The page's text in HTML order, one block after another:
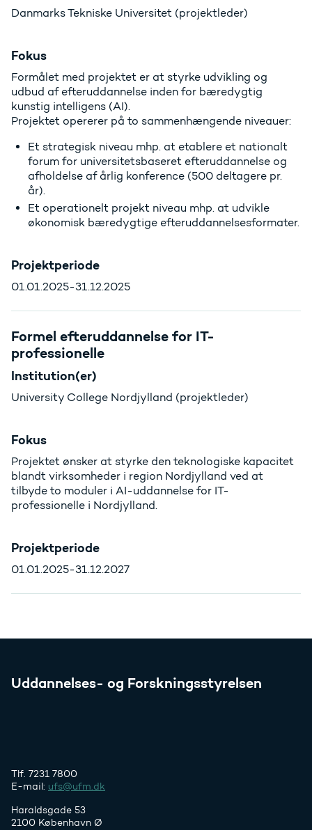
Danmarks Tekniske Universitet (projektleder)
Fokus
Formålet med projektet er at styrke udvikling og
udbud af efteruddannelse inden for bæredygtig
kunstig intelligens (AI).
Projektet opererer på to sammenhængende niveauer:
Et strategisk niveau mhp. at etablere et nationalt
forum for universitetsbaseret efteruddannelse og
afholdelse af årlig konference (500 deltagere pr.
år).
Et operationelt projekt niveau mhp. at udvikle
økonomisk bæredygtige efteruddannelsesformater.
Projektperiode
01.01.2025-31.12.2025
Formel efteruddannelse for IT-
professionelle
Institution(er)
University College Nordjylland (projektleder)
Fokus
Projektet ønsker at styrke den teknologiske kapacitet
blandt virksomheder i region Nordjylland ved at
tilbyde to moduler i AI-uddannelse for IT-
professionelle i Nordjylland.
Projektperiode
01.01.2025-31.12.2027
Uddannelses- og Forskningsstyrelsen
Tlf. 7231 7800
E-mail: ufs@ufm.dk
Haraldsgade 53
2100 København Ø